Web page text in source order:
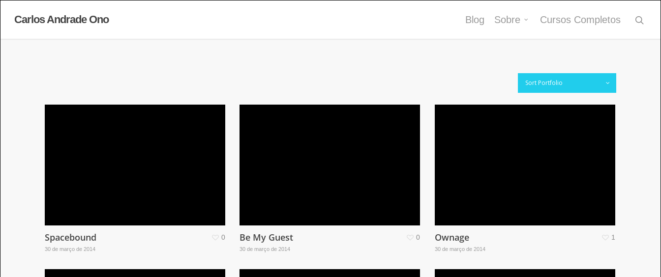
Carlos Andrade Ono Blog Sobre Cursos Completos
Sort Portfolio
Spacebound
30 de março de 2014
0 Be My Guest
30 de março de 2014
0 Ownage
30 de março de 2014
1